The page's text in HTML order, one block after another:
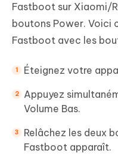
Fastboot sur Xiaomi/
boutons Power. Voici
Fastboot avec les
Éteignez votre
Appuyez
Volume Bas.
Relâchez les deux
Fastboot apparaît.